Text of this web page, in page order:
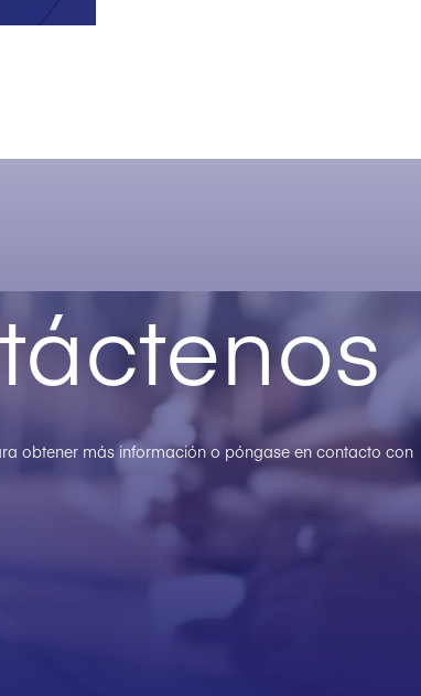
obtener más información o póngase en contacto con